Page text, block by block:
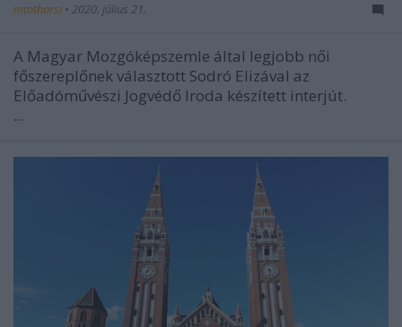
mtothorsi • 2020. július 21.
A Magyar Mozgóképszemle által legjobb női
főszereplőnek választott Sodró Elizával az
Előadóművészi Jogvédő Iroda készített interjút.
...